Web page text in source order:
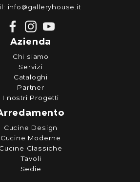
info@galleryhouse.it
Azienda
Chi siamo
Servizi
Cataloghi
Partner
I nostri Progetti
Cucine Design
Cucine Moderne
Cucine Classiche
Tavoli
Sedie